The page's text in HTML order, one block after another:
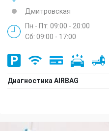
Дмитровская
Пн - Пт: 09:00 - 20:00
Сб: 09:00 - 17:00
Диагностика AIRBAG